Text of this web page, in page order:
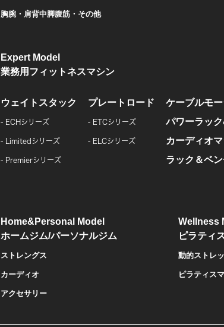
胸腕・肩背中脚腹筋・その他
Expert Model
業務用フィットネスマシン
ウェイトスタック
ECHシリーズ
Limitedシリーズ
Premierシリーズ
プレートロード
ETCシリーズ
ELCシリーズ
ケーブルモ
パワーラッ
カーディオ
ラック＆ベ
Home&Personal Model
ホームジム/パーソナルジム
ストレングス
カーディオ
アクセサリー
Wellness
ピラティ
動的ストレ
ピラティス